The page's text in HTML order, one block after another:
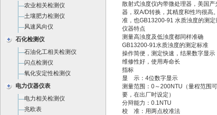
农业相关检测仪
土壤肥力检测仪
风速风向仪
石化检测仪
石油化工相关检测仪
闪点检测仪
氧化安定性检测仪
电力仪器仪表
电力相关检测仪
兆欧表
散射式浊度仪内带微处理器，美国产
器，双A/D转换，其精度和性均很高
准，也GB13200-91 水质浊度的测定
仪器特点
测量高浊度及低浊度都同样准确
GB13200-91水质浊度的测定标准
操作简便，测定快速，结果数字显示
维修性好，使用寿命长
指标
显 示：4位数字显示
测量范围：0～200NTU（量程范围
要，在出厂时设定）
分辩能力：0.1NTU
校 准：用两点校准法